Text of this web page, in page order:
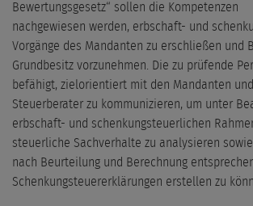
Bewertungsgesetz“ sollen die Kompetenzen
nachgewiesen werden, erbschaft- und
Vorgänge des Mandanten zu erschließen und
Grundbesitz vorzunehmen. Die zu prüfende
befähigt, zielorientiert mit den Mandanten
Steuerberater zu kommunizieren, um unter
erbschaft- und schenkungsteuerlichen
steuerliche Sachverhalte zu analysieren
nach Beurteilung und Berechnung
Schenkungsteuererklärungen erstellen zu